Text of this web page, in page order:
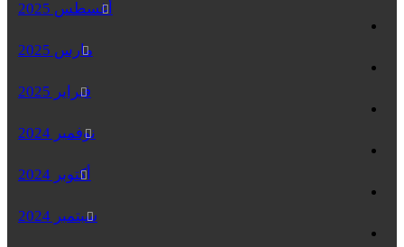
أغسطس 2025
مارس 2025
فبراير 2025
نوفمبر 2024
أكتوبر 2024
سبتمبر 2024